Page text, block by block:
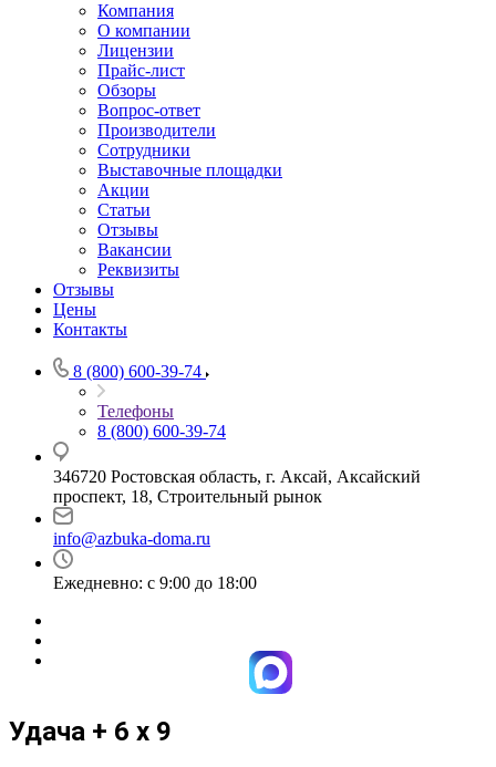
Компания
О компании
Лицензии
Прайс-лист
Обзоры
Вопрос-ответ
Производители
Сотрудники
Выставочные площадки
Акции
Статьи
Отзывы
Вакансии
Реквизиты
Отзывы
Цены
Контакты
8 (800) 600-39-74
Телефоны
8 (800) 600-39-74
346720 Ростовская область, г. Аксай, Аксайский
проспект, 18, Строительный рынок
info@azbuka-doma.ru
Ежедневно: с 9:00 до 18:00
Удача + 6 х 9